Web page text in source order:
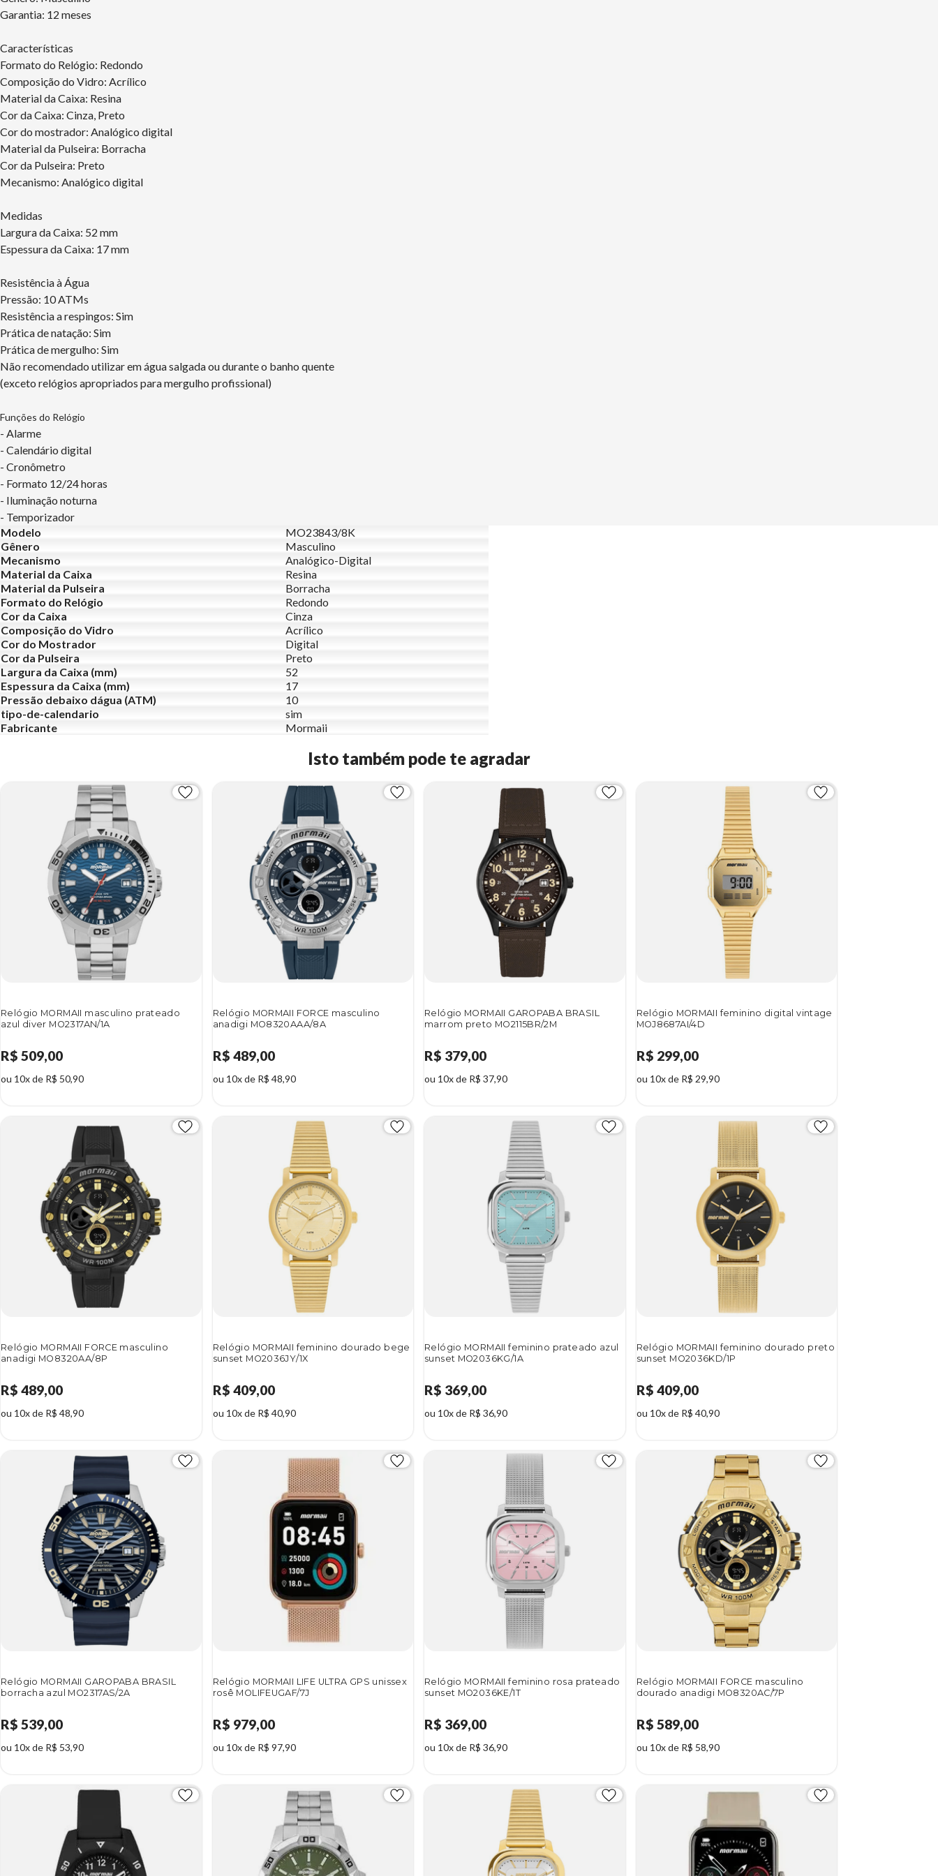
Garantia: 12 meses
Características
Formato do Relógio: Redondo
Composição do Vidro: Acrílico
Material da Caixa: Resina
Cor da Caixa: Cinza, Preto
Cor do mostrador: Analógico digital
Material da Pulseira: Borracha
Cor da Pulseira: Preto
Mecanismo: Analógico digital
Medidas
Largura da Caixa: 52 mm
Espessura da Caixa: 17 mm
Resistência à Água
Pressão: 10 ATMs
Resistência a respingos: Sim
Prática de natação: Sim
Prática de mergulho: Sim
Não recomendado utilizar em água salgada ou durante o banho quente
(exceto relógios apropriados para mergulho profissional)
Funções do Relógio
- Alarme
- Calendário digital
- Cronômetro
- Formato 12/24 horas
- Iluminação noturna
- Temporizador
Modelo
MO23843/8K
Gênero
Masculino
Mecanismo
Analógico-Digital
Material da Caixa
Resina
Material da Pulseira
Borracha
Formato do Relógio
Redondo
Cor da Caixa
Cinza
Composição do Vidro
Acrílico
Cor do Mostrador
Digital
Cor da Pulseira
Preto
Largura da Caixa (mm)
52
Espessura da Caixa (mm)
17
Pressão debaixo dágua (ATM)
10
tipo-de-calendario
sim
Fabricante
Mormaii
Isto também pode te agradar
Relógio MORMAII masculino prateado
azul diver MO2317AN/1A
R$ 509,00
ou 10x de R$ 50,90
Relógio MORMAII FORCE masculino
anadigi MO8320AAA/8A
R$ 489,00
ou 10x de R$ 48,90
Relógio MORMAII GAROPABA BRASIL
marrom preto MO2115BR/2M
R$ 379,00
ou 10x de R$ 37,90
Relógio MORMAII feminino digital vintage
MOJ8687AI/4D
R$ 299,00
ou 10x de R$ 29,90
Relógio MORMAII FORCE masculino
anadigi MO8320AA/8P
R$ 489,00
ou 10x de R$ 48,90
Relógio MORMAII feminino dourado bege
sunset MO2036JY/1X
R$ 409,00
ou 10x de R$ 40,90
Relógio MORMAII feminino prateado azul
sunset MO2036KG/1A
R$ 369,00
ou 10x de R$ 36,90
Relógio MORMAII feminino dourado preto
sunset MO2036KD/1P
R$ 409,00
ou 10x de R$ 40,90
Relógio MORMAII GAROPABA BRASIL
borracha azul MO2317AS/2A
R$ 539,00
ou 10x de R$ 53,90
Relógio MORMAII LIFE ULTRA GPS unissex
rosê MOLIFEUGAF/7J
R$ 979,00
ou 10x de R$ 97,90
Relógio MORMAII feminino rosa prateado
sunset MO2036KE/1T
R$ 369,00
ou 10x de R$ 36,90
Relógio MORMAII FORCE masculino
dourado anadigi MO8320AC/7P
R$ 589,00
ou 10x de R$ 58,90